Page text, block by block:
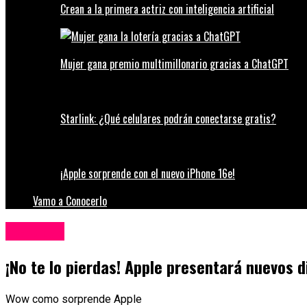
Crean a la primera actriz con inteligencia artificial
Mujer gana premio multimillonario gracias a ChatGPT
Starlink: ¿Qué celulares podrán conectarse gratis?
¡Apple sorprende con el nuevo iPhone 16e!
Vamo a Conocerlo
¡No te lo pierdas! Apple presentará nuevos
Wow como sorprende Apple